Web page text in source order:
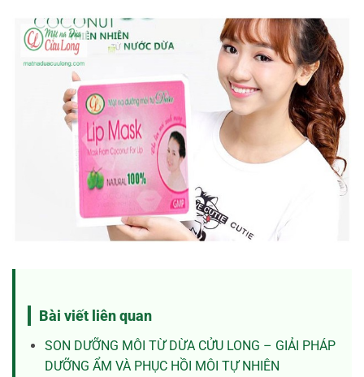
Bài viết liên quan
SON DƯỠNG MÔI TỪ DỪA CỬU LONG – GIẢI PHÁP
DƯỠNG ẨM VÀ PHỤC HỒI MÔI TỰ NHIÊN